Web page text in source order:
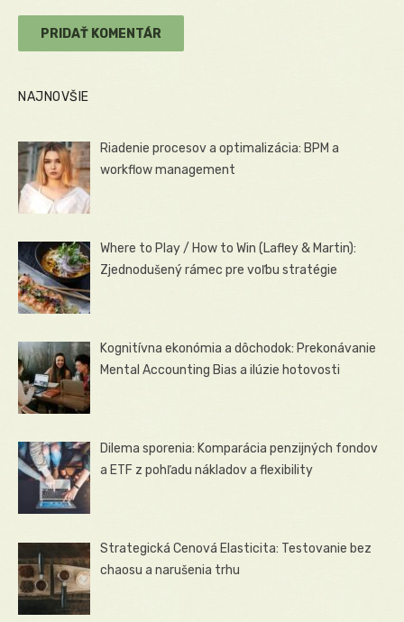
NAJNOVŠIE
Riadenie procesov a optimalizácia: BPM a
workflow management
Where to Play / How to Win (Lafley & Martin):
Zjednodušený rámec pre voľbu stratégie
Kognitívna ekonómia a dôchodok: Prekonávanie
Mental Accounting Bias a ilúzie hotovosti
Dilema sporenia: Komparácia penzijných fondov
a ETF z pohľadu nákladov a flexibility
Strategická Cenová Elasticita: Testovanie bez
chaosu a narušenia trhu